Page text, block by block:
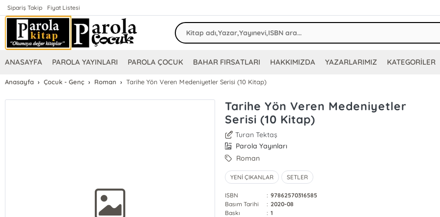
Sipariş Takip Fiyat Listesi
ANASAYFA PAROLA YAYINLARI PAROLA ÇOCUK BAHAR FIRSATLARI HAKKIMIZDA YAZARLARIMIZ KATEGORİLER
Anasayfa Çocuk - Genç Roman Tarihe Yön Veren Medeniyetler Serisi (10 Kitap)
Tarihe Yön Veren Medeniyetler
Serisi (10 Kitap)
Turan Tektaş
Parola Yayınları
Roman
YENİ ÇIKANLAR SETLER
ISBN : 97862570316585
Basım Tarihi
: 2020-08
Baskı
: 1